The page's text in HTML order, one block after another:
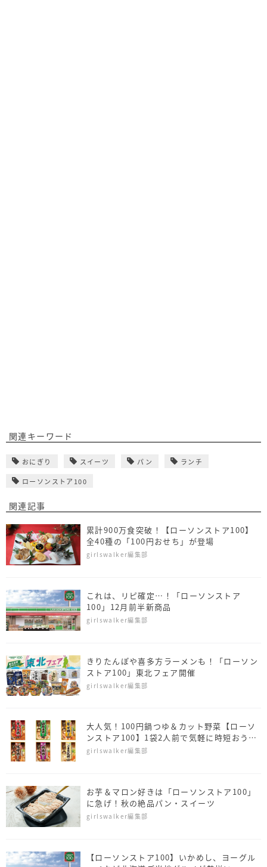
関連キーワード
おにぎり スイーツ パン ランチ
ローソンストア100
関連記事
累計900万食突破！【ローソンストア100】
全40種の「100円おせち」が登場
girlswalker編集部
これは、リピ確定…！「ローソンストア
100」12月前半新商品
girlswalker編集部
きりたんぽや喜多方ラーメンも！「ローソン
ストア100」東北フェア開催
girlswalker編集部
大人気！100円鍋つゆ＆カット野菜【ローソ
ンストア100】1袋2人前で気軽に時短おうち
鍋
girlswalker編集部
お芋＆マロン好きは「ローソンストア100」
に急げ！秋の絶品パン・スイーツ
girlswalker編集部
【ローソンストア100】いかめし、ヨーグル